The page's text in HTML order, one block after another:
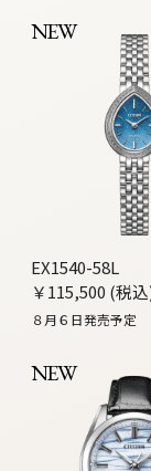
NEW
EX1540-58L
￥115,500 (税
８月６日発売予定
NEW